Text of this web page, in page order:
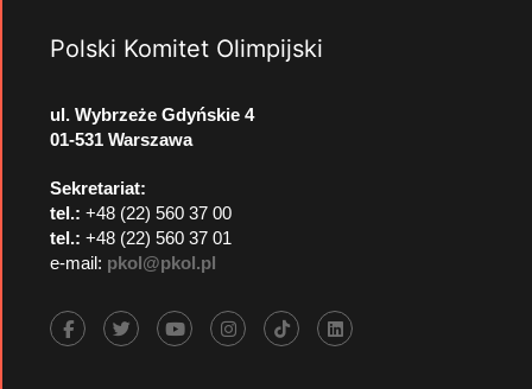
Polski Komitet Olimpijski
ul. Wybrzeże Gdyńskie 4
01-531 Warszawa
Sekretariat:
tel.: +48 (22) 560 37 00
tel.: +48 (22) 560 37 01
e-mail: pkol@pkol.pl